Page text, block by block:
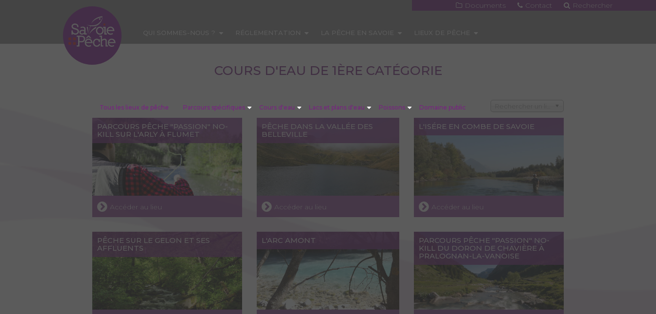
Documents Contact Rechercher
COURS D'EAU DE 1ÈRE CATÉGORIE
Tous les lieux de pêche Parcours spécifiques Cours d'eau Lacs et plans d'eau Poissons Domaine public
PARCOURS PÊCHE "PASSION" NO-
KILL SUR L'ARLY À FLUMET
Accéder au lieu
PÊCHE DANS LA VALLÉE DES
BELLEVILLE
Accéder au lieu
L'ISÉRE EN COMBE DE SAVOIE
Accéder au lieu
PÊCHE SUR LE GELON ET SES
AFFLUENTS
L'ARC AMONT
PARCOURS PÊCHE "PASSION" NO-
KILL DU DORON DE CHAVIÈRE À
PRALOGNAN-LA-VANOISE